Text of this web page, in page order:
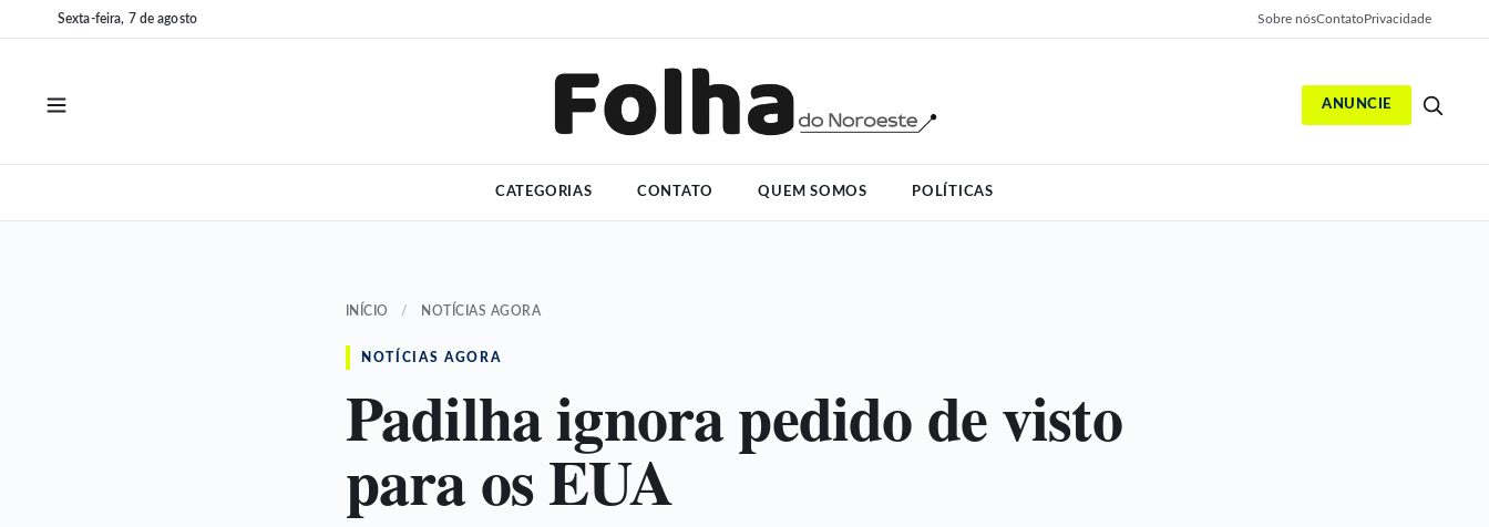
para
para
Sexta-feira, 7 de agosto Sobre nósContatoPrivacidade
ANUNCIE
CATEGORIAS CONTATO QUEM SOMOS POLÍTICAS
INÍCIO / NOTÍCIAS AGORA
NOTÍCIAS AGORA
Padilha ignora pedido de visto
para os EUA